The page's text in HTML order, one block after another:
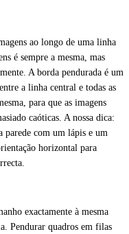
ao longo de uma linha
é sempre a mesma, mas
A borda pendurada é um
a linha central e todas as
para que as imagens
caóticas. A nossa dica:
parede com um lápis e um
horizontal para
exactamente à mesma
Pendurar quadros em filas